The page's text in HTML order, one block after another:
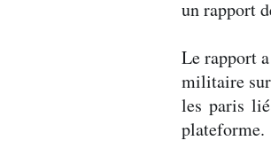
un rapport
Le rapport
militaire
les paris
plateforme.